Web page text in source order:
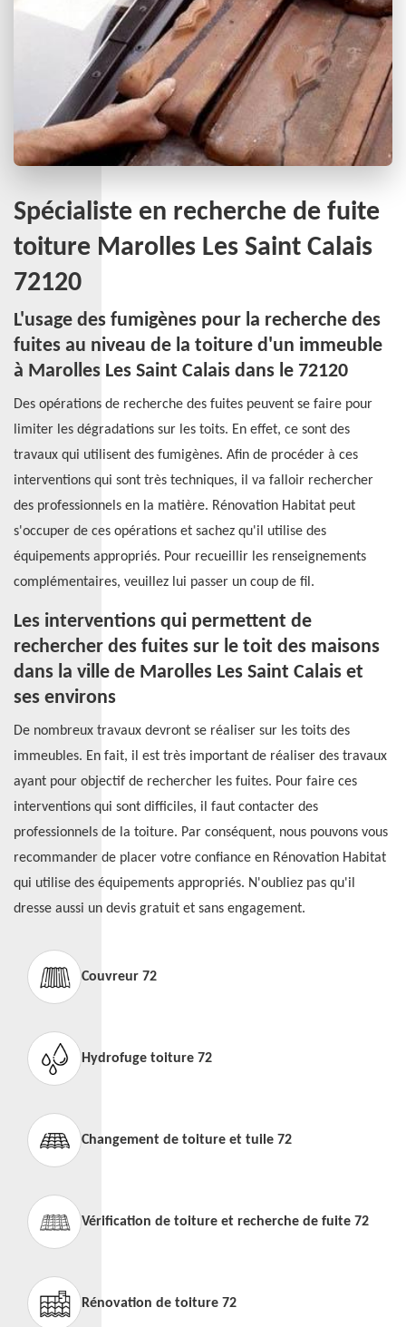
Spécialiste en recherche de fuite
toiture Marolles Les Saint Calais
72120
L'usage des fumigènes pour la recherche des
fuites au niveau de la toiture d'un immeuble
à Marolles Les Saint Calais dans le 72120
Des opérations de recherche des fuites peuvent se faire pour
limiter les dégradations sur les toits. En effet, ce sont des
travaux qui utilisent des fumigènes. Afin de procéder à ces
interventions qui sont très techniques, il va falloir rechercher
des professionnels en la matière. Rénovation Habitat peut
s'occuper de ces opérations et sachez qu'il utilise des
équipements appropriés. Pour recueillir les renseignements
complémentaires, veuillez lui passer un coup de fil.
Les interventions qui permettent de
rechercher des fuites sur le toit des maisons
dans la ville de Marolles Les Saint Calais et
ses environs
De nombreux travaux devront se réaliser sur les toits des
immeubles. En fait, il est très important de réaliser des travaux
ayant pour objectif de rechercher les fuites. Pour faire ces
interventions qui sont difficiles, il faut contacter des
professionnels de la toiture. Par conséquent, nous pouvons vous
recommander de placer votre confiance en Rénovation Habitat
qui utilise des équipements appropriés. N'oubliez pas qu'il
dresse aussi un devis gratuit et sans engagement.
Couvreur 72
Hydrofuge toiture 72
Changement de toiture et tuile 72
Vérification de toiture et recherche de fuite 72
Rénovation de toiture 72